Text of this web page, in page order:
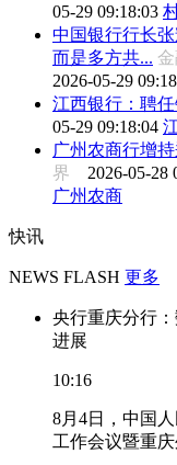
05-29 09:18:03
中国银行行长张
而是多方共...
2026-05-29
江西银行：聘
05-29 09:18:04
广州农商行增
界 2026-05-28
广州农商
快讯
NEWS FLASH 更多
央行重庆分行
进展
10:16
8月4日，中国
工作会议暨重庆